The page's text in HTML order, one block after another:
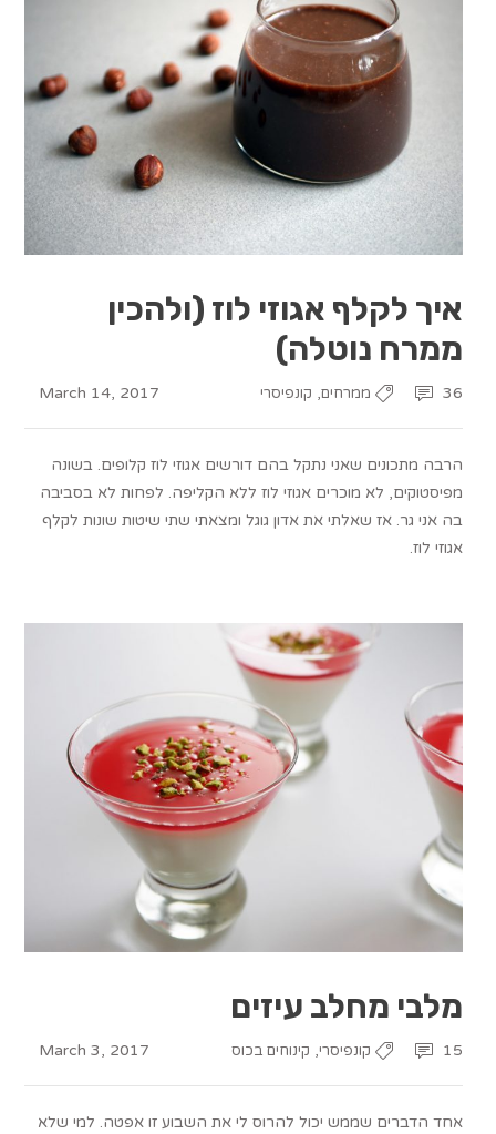
איך לקלף אגוזי לוז (ולהכין
ממרח נוטלה)
March 14, 2017 ממרחים, קונפיסרי 36
הרבה מתכונים שאני נתקל בהם דורשים אגוזי לוז קלופים. בשונה
מפיסטוקים, לא מוכרים אגוזי לוז ללא הקליפה. לפחות לא בסביבה
בה אני גר. אז שאלתי את אדון גוגל ומצאתי שתי שיטות שונות לקלף
אגוזי לוז.
מלבי מחלב עיזים
March 3, 2017 קונפיסרי, קינוחים בכוס 15
אחד הדברים שממש יכול להרוס לי את השבוע זו אפטה. למי שלא